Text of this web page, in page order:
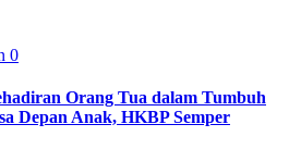
0
Orang Tua dalam Tumbuh
Depan Anak, HKBP Semper